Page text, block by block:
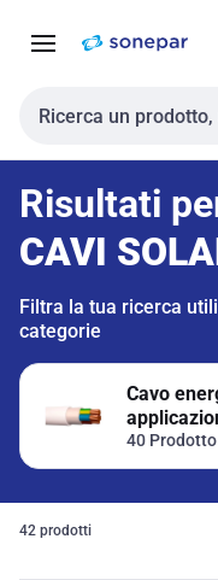
navigazione alla
Cerca input
Risultati
CAVI
Filtra la tua ricerca
categorie
Cavo
40 Prodotto
42 prodotti